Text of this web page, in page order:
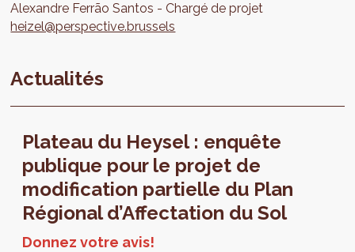
Alexandre Ferrão Santos
Chargé de projet
heizel@perspective.brussels
Actualités
Plateau du Heysel : enquête
publique pour le projet de
modification partielle du Plan
Régional d’Affectation du Sol
Donnez votre avis!